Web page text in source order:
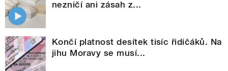
nezničí ani zásah z...
Končí platnost desítek tisíc řidičáků. Na
jihu Moravy se musí...